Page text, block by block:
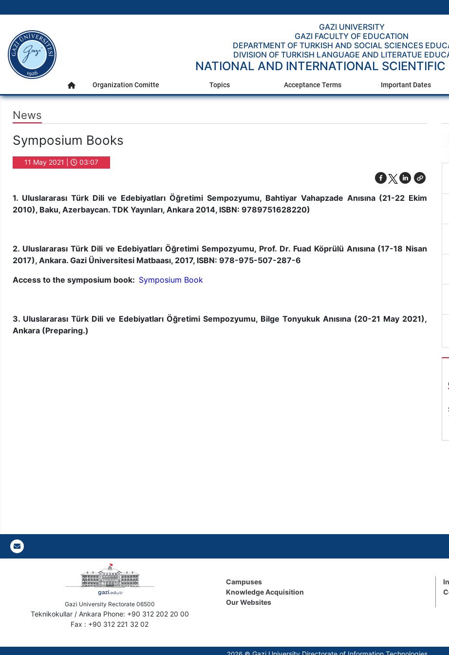
Main Menu
gazi.edu.tr
GAZI UNIVERSITY
GAZI FACULTY OF EDUCATION
DEPARTMENT OF TURKISH AND SOCIAL SCIENCES
DIVISION OF TURKISH LANGUAGE AND LITERATUE
NATIONAL AND INTERNATIONAL SCIENTIFIC
Home
Organization Comitte Topics Acceptance Terms Important Dates
News
Symposium Books
11 May 2021 | 03:07
1. Uluslararası Türk Dili ve Edebiyatları Öğretimi Sempozyumu, Bahtiyar Vahapzade Anısına (21-22 Ekim
2010), Baku, Azerbaycan. TDK Yayınları, Ankara 2014, ISBN: 9789751628220)
2. Uluslararası Türk Dili ve Edebiyatları Öğretimi Sempozyumu, Prof. Dr. Fuad Köprülü Anısına (17-18 Nisan
2017), Ankara. Gazi Üniversitesi Matbaası, 2017, ISBN: 978-975-507-287-6
Access to the symposium book: Symposium Book
3. Uluslararası Türk Dili ve Edebiyatları Öğretimi Sempozyumu, Bilge Tonyukuk Anısına (20-21 May 2021),
Ankara (Preparing.)
Gazi E-Mail
Gazi University Rectorate 06500
Teknikokullar / Ankara Phone: +90 312 202 20 00
Fax : +90 312 221 32 02
Campuses
Knowledge Acquisition
Our Websites